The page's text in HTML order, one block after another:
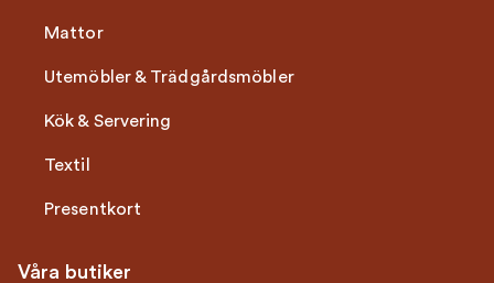
Mattor
Utemöbler & Trädgårdsmöbler
Kök & Servering
Textil
Presentkort
Våra butiker